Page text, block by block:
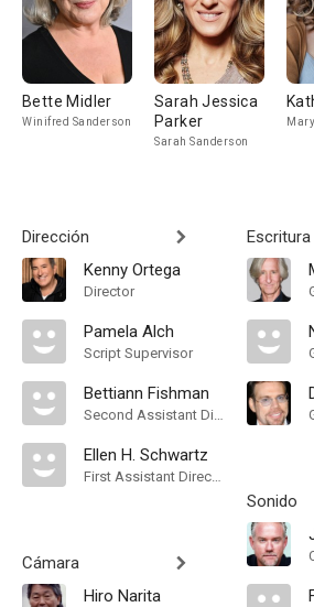
Bette Midler
Winifred Sanderson
Sarah Jessica
Parker
Sarah Sanderson
Dirección
Kenny Ortega
Director
Pamela Alch
Script Supervisor
Bettiann Fishman
Second Assistant Director
Ellen H. Schwartz
First Assistant Director
Cámara
Hiro Narita
Escritura
Sonido